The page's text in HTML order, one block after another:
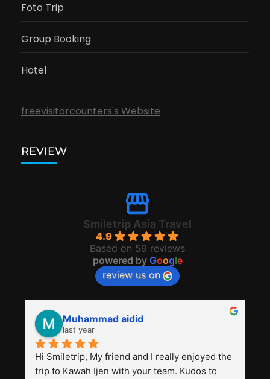
Foto Trip
Group Booking
Hotel
freevisitorcounters's Website
REVIEW
Smiletrip Asia Travel
4.9
Based on 59 reviews
powered by Google
review us on
Muhammad aidid
last year
Hi Smiletrip, My friend and I really enjoyed the
trip to Kawah Ijen with your team. Kudos to